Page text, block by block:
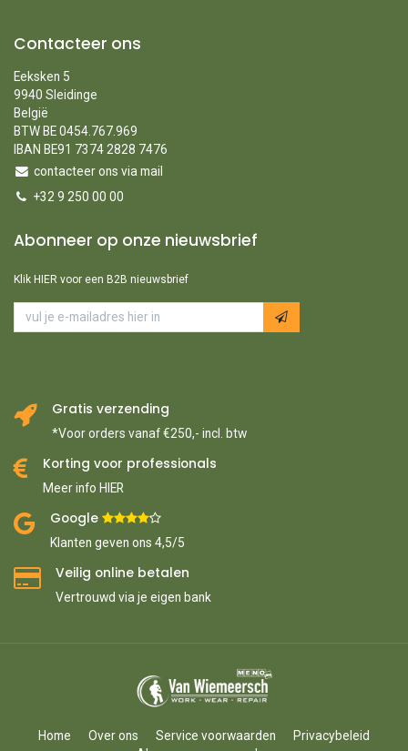
Contacteer ons
Eeksken 5
9940 Sleidinge
België
BTW BE 0454.767.969
IBAN BE91 7374 2828 7476
contacteer ons via mail
+32 9 250 00 00
Abonneer op onze nieuwsbrief
Klik HIER voor een B2B nieuwsbrief
Gratis verzending
*Voor orders vanaf €250,- incl. btw
Korting voor professionals
Meer info HIER
Google ​
Klanten geven ons 4,5/5
Veilig online betalen
Vertrouwd via je eigen bank
Home Over ons Service voorwaarden
Privacybeleid